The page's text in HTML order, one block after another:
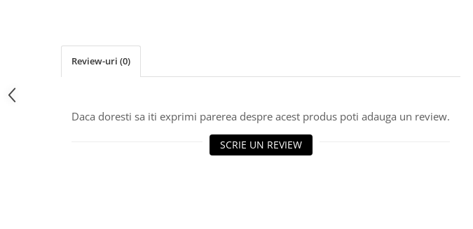
Review-uri (0)
Daca doresti sa iti exprimi parerea despre acest produs poti adauga un review.
SCRIE UN REVIEW